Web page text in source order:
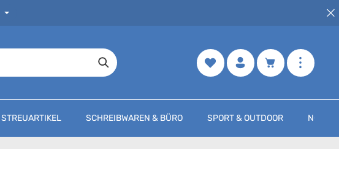
Merkzettel Warenkorb
STREUARTIKEL SCHREIBWAREN & BÜRO SPORT & OUTDOOR NOCH